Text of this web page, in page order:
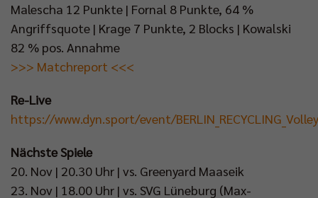
Malescha 12 Punkte | Fornal 8 Punkte, 64 %
Angriffsquote | Krage 7 Punkte, 2 Blocks | Kowalski
82 % pos. Annahme
>>> Matchreport <<<
Re-Live
https://www.dyn.sport/event/
Nächste Spiele
20. Nov | 20.30 Uhr | vs. Greenyard Maaseik
23. Nov | 18.00 Uhr | vs. SVG Lüneburg (Max-